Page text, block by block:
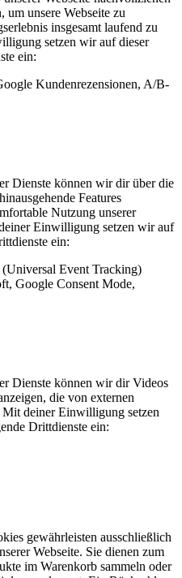
um unsere Webseite zu
insgesamt laufend zu
setzen wir auf dieser
ein:
Kundenrezensionen, A/B-
Dienste können wir dir über die
Features
Nutzung unserer
Einwilligung setzen wir auf
ein:
Event Tracking)
Google Consent Mode,
Dienste können wir dir Videos
die von externen
deiner Einwilligung setzen
Drittdienste ein:
gewährleisten ausschließlich
Webseite. Sie dienen zum
im Warenkorb sammeln oder